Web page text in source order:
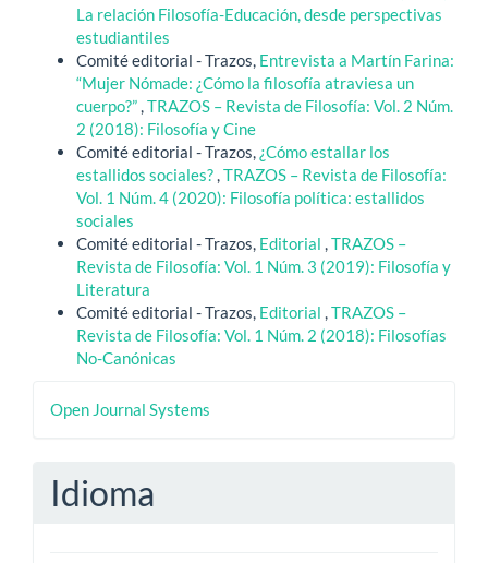
La relación Filosofía-Educación, desde perspectivas
estudiantiles
Comité editorial - Trazos, Entrevista a Martín Farina:
“Mujer Nómade: ¿Cómo la filosofía atraviesa un
cuerpo?” TRAZOS – Revista de Filosofía: Vol. 2 Núm.
2 (2018): Filosofía y Cine
Comité editorial - Trazos, ¿Cómo estallar los
estallidos sociales? TRAZOS – Revista de Filosofía:
Vol. 1 Núm. 4 (2020): Filosofía política: estallidos
sociales
Comité editorial - Trazos, Editorial TRAZOS –
Revista de Filosofía: Vol. 1 Núm. 3 (2019): Filosofía y
Literatura
Comité editorial - Trazos, Editorial TRAZOS –
Revista de Filosofía: Vol. 1 Núm. 2 (2018): Filosofías
No-Canónicas
Desarrollado
Open Journal Systems
Idioma